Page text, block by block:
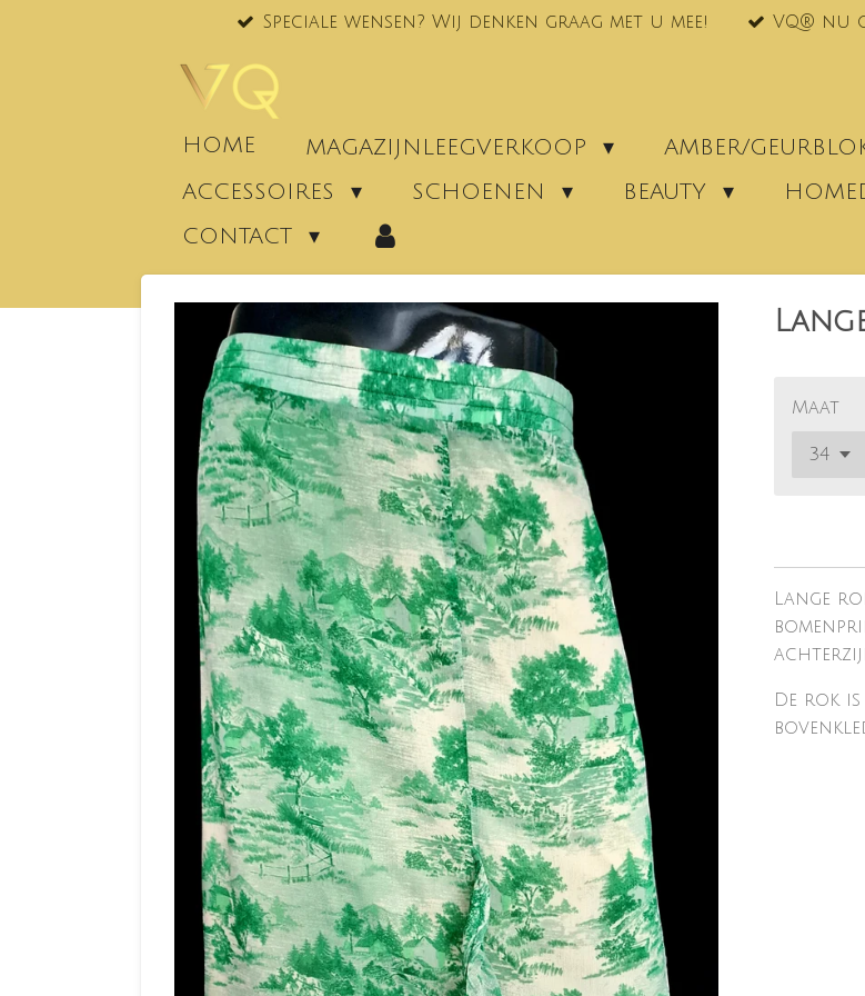
Speciale wensen? Wij denken graag met u mee! VQ® nu
HOME MAGAZIJNLEEGVERKOOP
AMBER/
ACCESSOIRES
SCHOENEN BEAUTY
CONTACT
Maat
Lange
De rok